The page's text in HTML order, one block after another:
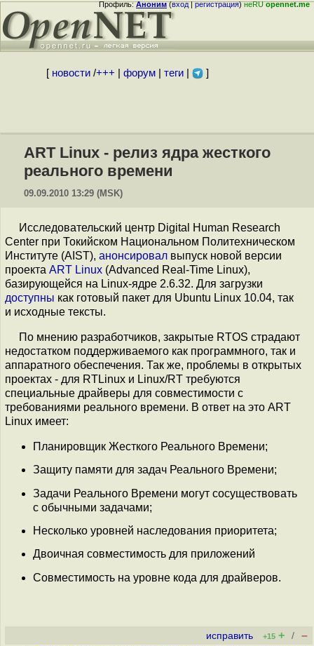
Профиль:Аноним(вход|регистрация)неRUopennet.me
[ новости/+++ форум| теги| ]
ART Linux - релиз ядра жесткого
реального времени
09.09.2010 13:29 (MSK)
Исследовательский центр Digital Human Research
Center при Токийском Национальном Политехническом
Институте (AIST), анонсировал выпуск новой версии
проекта ART Linux (Advanced Real-Time Linux),
базирующейся на Linux-ядре 2.6.32. Для загрузки
доступны как готовый пакет для Ubuntu Linux 10.04, так
и исходные тексты.
По мнению разработчиков, закрытые RTOS страдают
недостатком поддерживаемого как программного, так и
аппаратного обеспечения. Так же, проблемы в открытых
проектах - для RTLinux и Linux/RT требуются
специальные драйверы для совместимости с
требованиями реального времени. В ответ на это ART
Linux имеет:
Планировщик Жесткого Реального Времени;
Защиту памяти для задач Реального Времени;
Задачи Реального Времени могут сосуществовать
с обычными задачами;
Несколько уровней наследования приоритета;
Двоичная совместимость для приложений
Совместимость на уровне кода для драйверов.
исправить +15 + / –